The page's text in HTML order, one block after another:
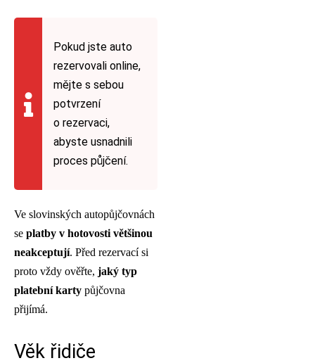
Pokud jste auto
rezervovali online,
mějte s sebou
potvrzení
o rezervaci,
abyste usnadnili
proces půjčení.
Ve slovinských autopůjčovnách
se platby v hotovosti většinou
neakceptují. Před rezervací si
proto vždy ověřte, jaký typ
platební karty půjčovna
přijímá.
Věk řidiče